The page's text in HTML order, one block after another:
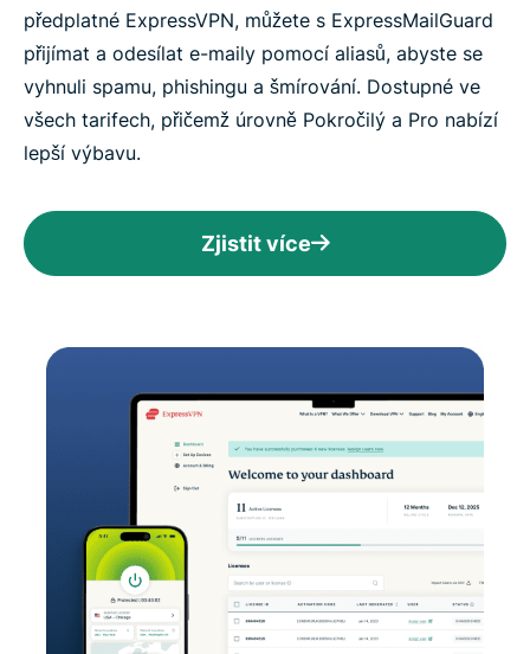
předplatné ExpressVPN, můžete s ExpressMailGuard
přijímat a odesílat e-maily pomocí aliasů, abyste se
vyhnuli spamu, phishingu a šmírování. Dostupné ve
všech tarifech, přičemž úrovně Pokročilý a Pro nabízí
lepší výbavu.
Zjistit více